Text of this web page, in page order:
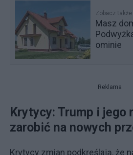
Zobacz także
Masz
ominie
Reklama
Krytycy: Trump i jego
zarobić na nowych
Krytycy zmian podkreślają, że